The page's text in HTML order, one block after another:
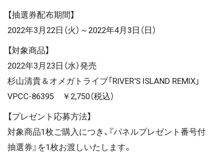
【抽選券配布期間】
2022年3月22日（火）～2022年4月3日（日）
【対象商品】
2022年3月23日（水）発売
杉山清貴＆オメガトライブ「RIVER'S ISLAND REMIX」
VPCC-86395 ￥2,750（税込）
【プレゼント応募方法】
対象商品1枚ご購入につき、『パネルプレゼント番号付
抽選券』を1枚お渡しいたします。